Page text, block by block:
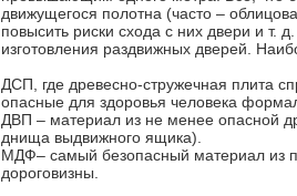
движущегося полотна (часто –
повысить риски схода с них двери и т.
изготовления раздвижных дверей.
ДСП, где древесно-стружечная плита
опасные для здоровья человека
ДВП – материал из не менее опасной
днища выдвижного ящика).
МДФ– самый безопасный материал из
дороговизны.